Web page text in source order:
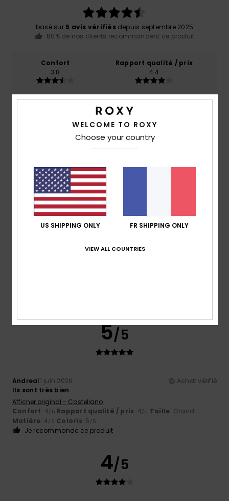
basé sur 5 avis vérifiésdepuis septembre 2025
80% de nos clients recommandent ce produit
Confort
3.8
Rapport qualité / prix
4.4
Coloris
5 /5
5/5
Andrea11 juin 2026
Achat vérifié
Ils sont très bien
Afficher original - Castellano
Confort: 4/5 Rapport qualité / prix: 4/5 Taille: Grand
Matière: 4/5 Coloris: 5 /5
Je recommande ce produit
4/5
WELCOME TO ROXY
Choose your country
US SHIPPING ONLY FR SHIPPING ONLY
VIEW ALL COUNTRIES